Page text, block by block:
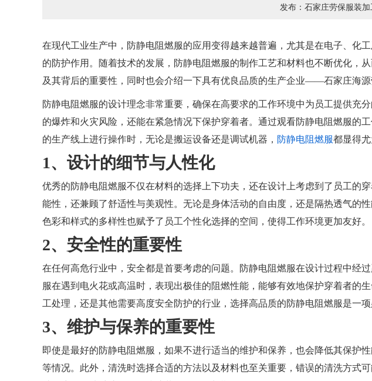
发布：石家庄劳保服装加
在现代工业生产中，防静电阻燃服的应用变得越来越普遍，尤其是在电子、化
的防护作用。随着技术的发展，防静电阻燃服的制作工艺和材料也不断优化，
及其背后的重要性，同时也会介绍一下具有优良品质的生产企业——石家庄海源
防静电阻燃服的设计理念非常重要，确保在高要求的工作环境中为员工提供充
的爆炸和火灾风险，还能在紧急情况下保护穿着者。通过观看防静电阻燃服的
的生产线上进行操作时，无论是搬运设备还是调试机器， 防静电阻燃服都显得尤
1、设计的细节与人性化
优秀的防静电阻燃服不仅在材料的选择上下功夫，还在设计上考虑到了员工的
能性，还兼顾了舒适性与美观性。无论是身体活动的自由度，还是隔热透气的
色彩和样式的多样性也赋予了员工个性化选择的空间，使得工作环境更加友好。
2、安全性的重要性
在任何高危行业中，安全都是首要考虑的问题。防静电阻燃服在设计过程中经
服在遇到电火花或高温时，表现出极佳的阻燃性能，能够有效地保护穿着者的
工处理，还是其他需要高度安全防护的行业，选择高品质的防静电阻燃服是一项
3、维护与保养的重要性
即使是最好的防静电阻燃服，如果不进行适当的维护和保养，也会降低其保护
等情况。此外，清洗时选择合适的方法以及材料也至关重要，错误的清洗方式